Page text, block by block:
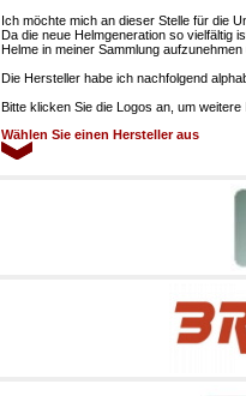
Ich möchte mich an dieser Stelle für die
Da die neue Helmgeneration so vielfältig
Helme in meiner Sammlung
Die Hersteller habe ich nachfolgend
Bitte klicken Sie die Logos an, um weitere
Wählen Sie einen Hersteller aus